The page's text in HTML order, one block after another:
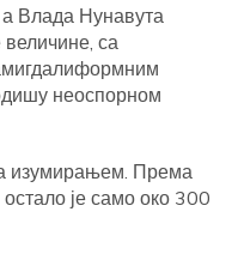
Влада Нунавута
са
неоспорном
изумирањем. Према
је само око 300